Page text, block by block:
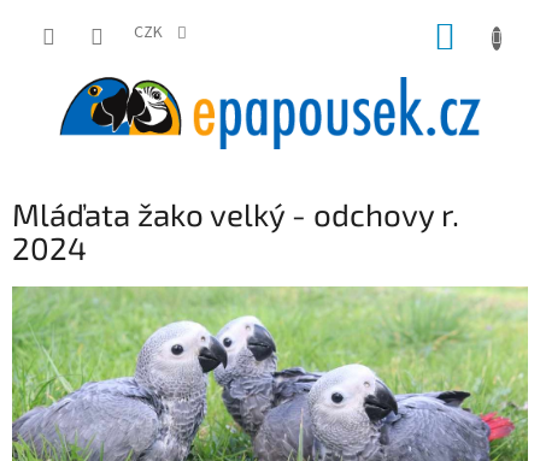
CZK
Mláďata žako velký - odchovy r.
2024